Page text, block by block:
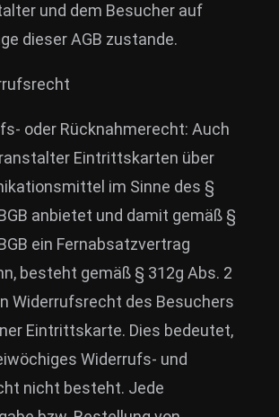
und dem Besucher auf
dieser AGB zustande.
oder Rücknahmerecht: Auch
Eintrittskarten über
im Sinne des §
anbietet und damit gemäß §
ein Fernabsatzvertrag
besteht gemäß § 312g Abs. 2
Widerrufsrecht des Besuchers
Eintrittskarte. Dies bedeutet,
Widerrufs- und
nicht besteht. Jede